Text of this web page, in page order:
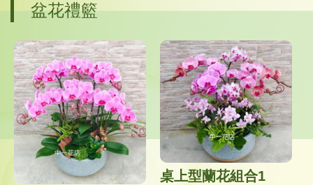
盆花禮籃
桌上型蘭花組合1